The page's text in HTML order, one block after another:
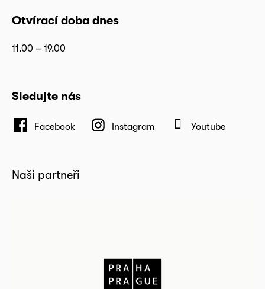
Otvírací doba dnes
11.00 – 19.00
Sledujte nás
Facebook Instagram Youtube
Naši partneři